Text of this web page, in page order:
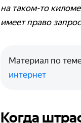
на таком-то
имеет право
Материал по
интернет
Когда